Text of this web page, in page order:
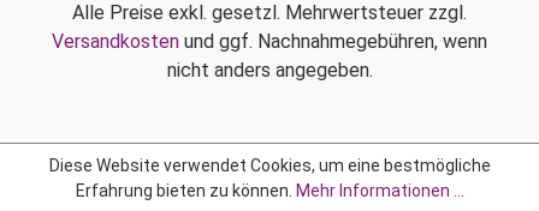
Alle Preise exkl. gesetzl. Mehrwertsteuer zzgl.
Versandkosten und ggf. Nachnahmegebühren, wenn
nicht anders angegeben.
Diese Website verwendet Cookies, um eine bestmögliche
Erfahrung bieten zu können. Mehr Informationen ...